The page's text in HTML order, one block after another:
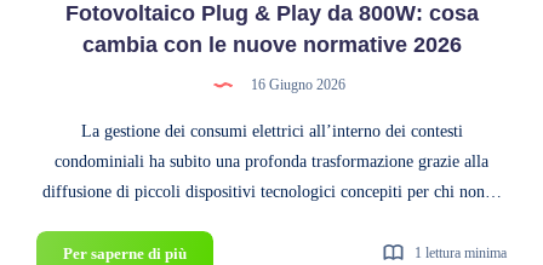
Fotovoltaico Plug & Play da 800W: cosa
cambia con le nuove normative 2026
16 Giugno 2026
La gestione dei consumi elettrici all’interno dei contesti
condominiali ha subito una profonda trasformazione grazie alla
diffusione di piccoli dispositivi tecnologici concepiti per chi non…
Per saperne di piùFotovoltaico
1 lettura minima